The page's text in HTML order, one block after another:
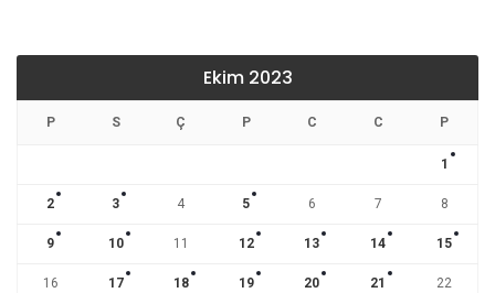
Ekim 2023
P S Ç P C C P
1
2 3 4 5 6 7 8
9 10 11 12 13 14 15
16 17 18 19 20 21 22